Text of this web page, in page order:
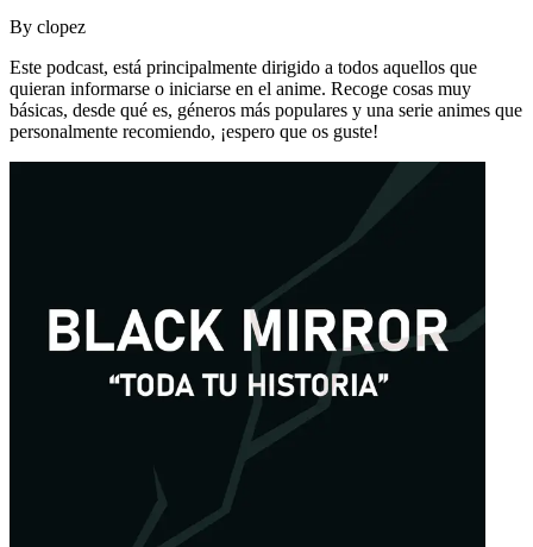
By clopez
Este podcast, está principalmente dirigido a todos aquellos que
quieran informarse o iniciarse en el anime. Recoge cosas muy
básicas, desde qué es, géneros más populares y una serie animes que
personalmente recomiendo, ¡espero que os guste!